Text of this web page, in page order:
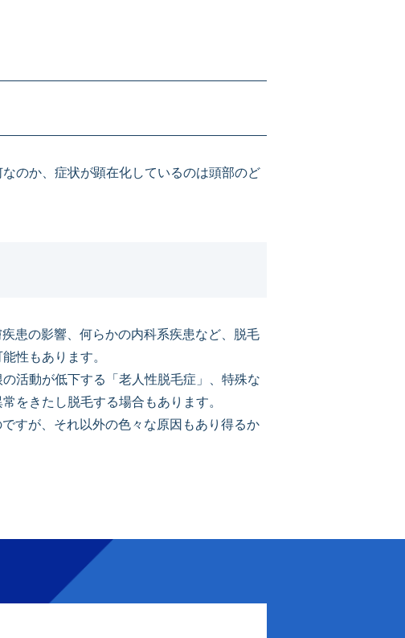
のか、症状が顕在化しているのは頭部のど
患の影響、何らかの内科系疾患など、脱毛
性もあります。
活動が低下する「老人性脱毛症」、特殊な
をきたし脱毛する場合もあります。
すが、それ以外の色々な原因もあり得るか